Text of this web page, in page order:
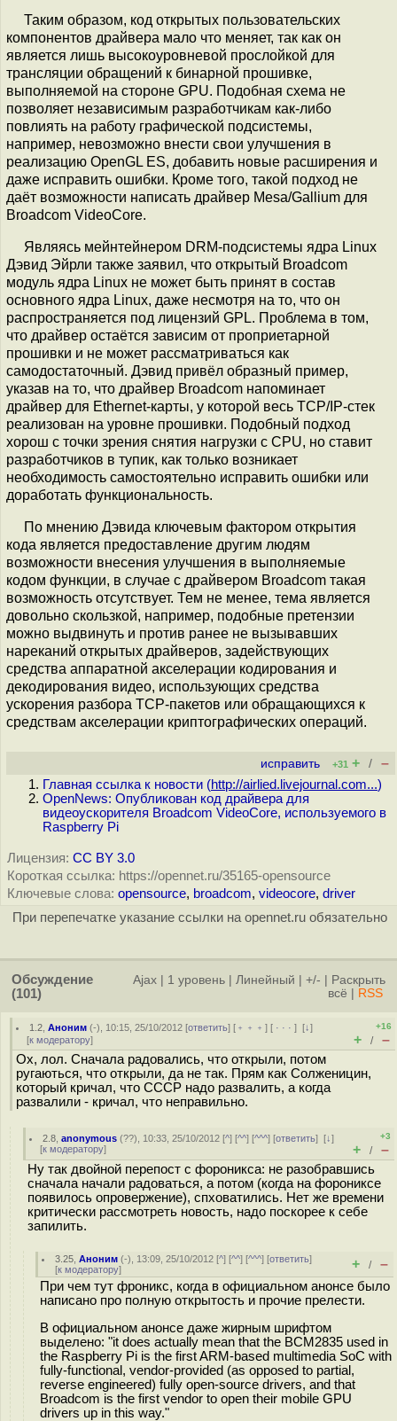
Таким образом, код открытых пользовательских
компонентов драйвера мало что меняет, так как он
является лишь высокоуровневой прослойкой для
трансляции обращений к бинарной прошивке,
выполняемой на стороне GPU. Подобная схема не
позволяет независимым разработчикам как-либо
повлиять на работу графической подсистемы,
например, невозможно внести свои улучшения в
реализацию OpenGL ES, добавить новые расширения и
даже исправить ошибки. Кроме того, такой подход не
даёт возможности написать драйвер Mesa/Gallium для
Broadcom VideoCore.
Являясь мейнтейнером DRM-подсистемы ядра Linux
Дэвид Эйрли также заявил, что открытый Broadcom
модуль ядра Linux не может быть принят в состав
основного ядра Linux, даже несмотря на то, что он
распространяется под лицензий GPL. Проблема в том,
что драйвер остаётся зависим от проприетарной
прошивки и не может рассматриваться как
самодостаточный. Дэвид привёл образный пример,
указав на то, что драйвер Broadcom напоминает
драйвер для Ethernet-карты, у которой весь TCP/IP-стек
реализован на уровне прошивки. Подобный подход
хорош с точки зрения снятия нагрузки с CPU, но ставит
разработчиков в тупик, как только возникает
необходимость самостоятельно исправить ошибки или
доработать функциональность.
По мнению Дэвида ключевым фактором открытия
кода является предоставление другим людям
возможности внесения улучшения в выполняемые
кодом функции, в случае с драйвером Broadcom такая
возможность отсутствует. Тем не менее, тема является
довольно скользкой, например, подобные претензии
можно выдвинуть и против ранее не вызывавших
нареканий открытых драйверов, задействующих
средства аппаратной акселерации кодирования и
декодирования видео, использующих средства
ускорения разбора TCP-пакетов или обращающихся к
средствам акселерации криптографических операций.
исправить +31 + / –
Главная ссылка к новости (http://airlied.livejournal.com...)
OpenNews: Опубликован код драйвера для
видеоускорителя Broadcom VideoCore, используемого в
Raspberry Pi
Лицензия: CC BY 3.0
Короткая ссылка: https://opennet.ru/35165-opensource
Ключевые слова: opensource, broadcom, videocore, driver
При перепечатке указание ссылки на opennet.ru обязательно
Обсуждение
(101)
Ajax 1 уровень Линейный +/-
Раскрыть
всё
RSS
1.2 ,Аноним (-), 10:15, 25/10/2012 [ответить] [ ﹢﹢﹢] [ · · ·][↓]
[к модератору]
+16
+ / –
Ох, лол. Сначала радовались, что открыли, потом
ругаються, что открыли, да не так. Прям как Солженицин,
который кричал, что СССР надо развалить, а когда
развалили - кричал, что неправильно.
2.8 ,anonymous (??), 10:33, 25/10/2012 [^] [^^] [^^^] [ответить][↓]
[к модератору]
+3
+ / –
Ну так двойной перепост с фороникса: не разобравшись
сначала начали радоваться, а потом (когда на форониксе
появилось опровержение), спховатились. Нет же времени
критически рассмотреть новость, надо поскорее к себе
запилить.
3.25 ,Аноним (-), 13:09, 25/10/2012 [^] [^^] [^^^] [ответить]
[к модератору] + / –
При чем тут фроникс, когда в официальном анонсе было
написано про полную открытость и прочие прелести.
В официальном анонсе даже жирным шрифтом
выделено: "it does actually mean that the BCM2835 used in
the Raspberry Pi is the first ARM-based multimedia SoC with
fully-functional, vendor-provided (as opposed to partial,
reverse engineered) fully open-source drivers, and that
Broadcom is the first vendor to open their mobile GPU
drivers up in this way."